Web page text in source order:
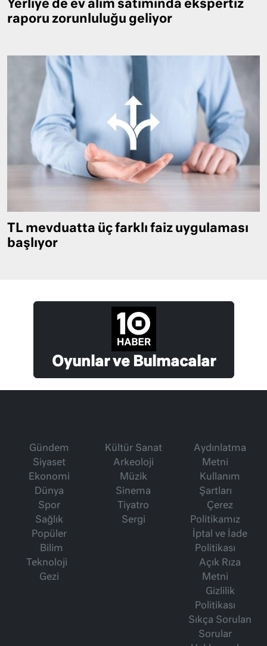
Yerliye de ev alım satımında ekspertiz
raporu zorunluluğu geliyor
TL mevduatta üç farklı faiz uygulaması
başlıyor
Oyunlar ve Bulmacalar
Gündem
Siyaset
Ekonomi
Dünya
Spor
Sağlık
Popüler
Bilim
Teknoloji
Gezi
Kültür Sanat
Arkeoloji
Müzik
Sinema
Tiyatro
Sergi
Aydınlatma
Metni
Kullanım
Şartları
Çerez
Politikamız
İptal ve İade
Politikası
Açık Rıza
Metni
Gizlilik
Politikası
Sıkça Sorulan
Sorular